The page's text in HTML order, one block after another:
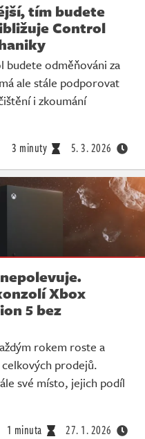
tím budete
Control
odměňováni za
ale stále podporovat
i zkoumání
3 minuty 5. 3. 2026
Xbox
5 bez
rokem roste a
prodejů.
své místo, jejich podíl
1 minuta 27. 1. 2026